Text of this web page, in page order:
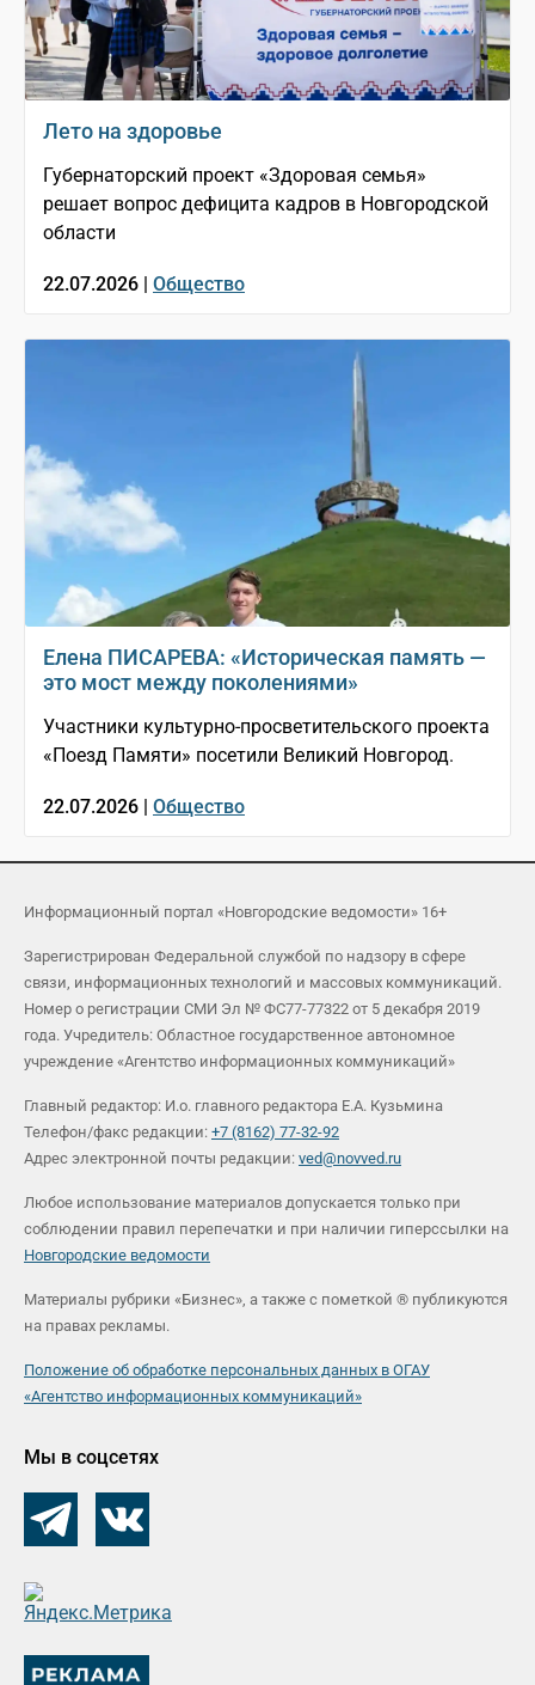
Лето на здоровье
Губернаторский проект «Здоровая семья»
решает вопрос дефицита кадров в Новгородской
области
22.07.2026 | Общество
Елена ПИСАРЕВА: «Историческая память —
это мост между поколениями»
Участники культурно-просветительского проекта
«Поезд Памяти» посетили Великий Новгород.
22.07.2026 | Общество
Информационный портал «Новгородские ведомости» 16+
Зарегистрирован Федеральной службой по надзору в сфере
связи, информационных технологий и массовых коммуникаций.
Номер о регистрации СМИ Эл № ФС77-77322 от 5 декабря 2019
года. Учредитель: Областное государственное автономное
учреждение «Агентство информационных коммуникаций»
Главный редактор: И.о. главного редактора Е.А. Кузьмина
Телефон/факс редакции: +7 (8162) 77-32-92
Адрес электронной почты редакции: ved@novved.ru
Любое использование материалов допускается только при
соблюдении правил перепечатки и при наличии гиперссылки на
Новгородские ведомости
Материалы рубрики «Бизнес», а также с пометкой ® публикуются
на правах рекламы.
Положение об обработке персональных данных в ОГАУ
«Агентство информационных коммуникаций»
Мы в соцсетях